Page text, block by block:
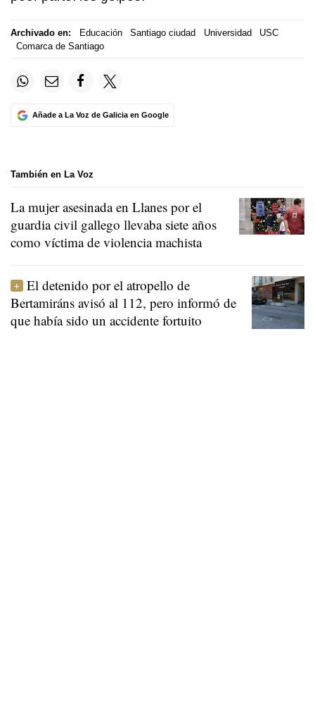
Archivado en: Educación Santiago ciudad Universidad
USC
Comarca de Santiago
Añade a La Voz de Galicia en Google
También en La Voz
La mujer asesinada en Llanes por el
guardia civil gallego llevaba siete años
como víctima de violencia machista
El detenido por el atropello de
Bertamiráns avisó al 112, pero informó de
que había sido un accidente fortuito